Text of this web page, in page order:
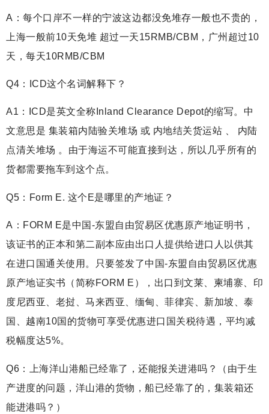
A：每个口岸不一样的宁波这边都没免堆存一般也不贵的，
上海一般前10天免堆 超过一天15RMB/CBM，广州超过10
天，每天10RMB/CBM
Q4：ICD这个名词解释下？
A1：ICD是英文全称Inland Clearance Depot的缩写。中
文意思是 集装箱内陆验关堆场 或 内地结关货运站 、 内陆
点清关堆场 。由于海运不可能直接到达，所以几乎所有的
货都需要拖车到这个点。
Q5：Form E. 这个E是哪里的产地证？
A：FORM E是中国-东盟自由贸易区优惠原产地证明书，
该证书的正本和第二副本应由出口人提供给进口人以供其
在进口国通关使用。只要签发了中国-东盟自由贸易区优惠
原产地证实书（简称FORM E），出口到文莱、柬埔寨、印
度尼西亚、老挝、马来西亚、缅甸、菲律宾、新加坡、泰
国、越南10国的货物可享受优惠进口国关税待遇，平均减
税幅度达5%。
Q6：上海洋山港船已经靠了，还能报关进港吗？（由于生
产进度的问题，洋山港的货物，船已经靠了的，集装箱还
能进港吗？）